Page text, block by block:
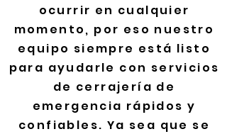
ocurrir en cualquier
momento, por eso nuestro
equipo siempre está listo
para ayudarle con servicios
de cerrajería de
emergencia rápidos y
confiables. Ya sea que se